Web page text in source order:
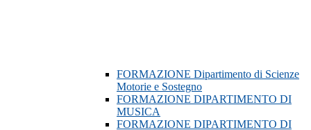
FORMAZIONE Dipartimento di Scienze
Motorie e Sostegno
FORMAZIONE DIPARTIMENTO DI
MUSICA
FORMAZIONE DIPARTIMENTO DI